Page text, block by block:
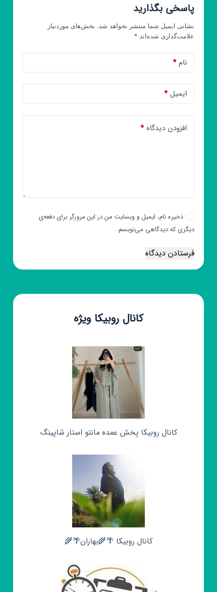
پاسخی بگذارید
نشانی ایمیل شما منتشر نخواهد شد. بخش‌های موردنیاز
علامت‌گذاری شده‌اند *
نام*
ایمیل*
افزودن دیدگاه*
ذخیره نام، ایمیل و وبسایت من در این مرورگر برای دفعه‌ی
دیگری که دیدگاهی می‌نویسم.
فرستادن دیدگاه
کانال روبیکا ویژه
کانال روبیکا پخش عمده مانتو استار شاپینگ
کانال روبیکا 🌴🌾بهاران🌴🌾